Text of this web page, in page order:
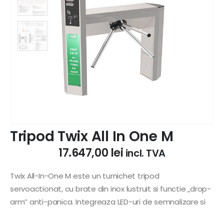
Tripod Twix All In One M
17.647,00 lei incl. TVA
Twix All-In-One M este un turnichet tripod
servoactionat, cu brate din inox lustruit si functie „drop-
arm” anti-panica. Integreaza LED-uri de semnalizare si